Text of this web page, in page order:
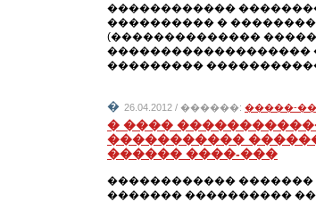
������������
���������� �
(��������������
�������������������
���������
� 26.04.2012 / ������: �����-
� ����
�����������
������ ����-���
������������ �������
������� ����������